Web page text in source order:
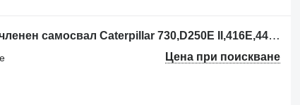
Ключалка за запалване 110-7887 за съчленен самосвал Caterpillar 730,D250E II,416E,444F,826G,C9,M32
Цена при поискване